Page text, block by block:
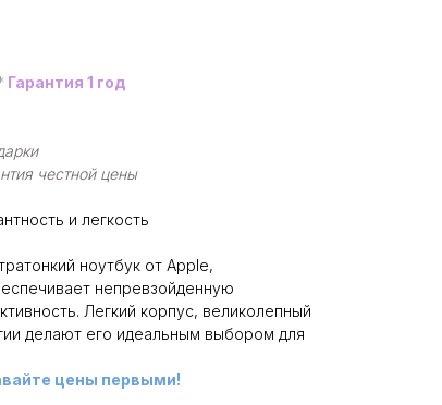
Гарантия 1 год
честной цены
и легкость
ноутбук от Apple,
непревзойденную
Легкий корпус, великолепный
делают его идеальным выбором для
цены первыми!